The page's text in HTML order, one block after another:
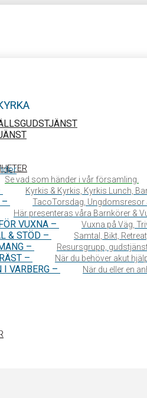
Se vad som händer i vår församling.
Kyrkis & Kyrkis, Kyrkis Lunch,
– TacoTorsdag, Ungdomsresor
Här presenteras våra Barnkörer &
VUXNA – Vuxna på Väg,
& STÖD – Samtal, Bikt,
– Resursgrupp,
– När du behöver akut
VARBERG – När du eller en